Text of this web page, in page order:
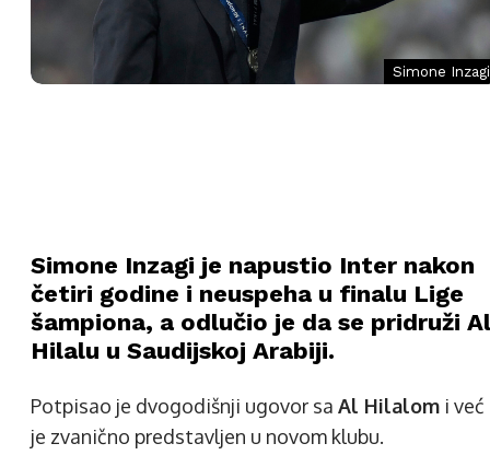
Simone Inzagi
Simone Inzagi je napustio Inter nakon
četiri godine i neuspeha u finalu Lige
šampiona, a odlučio je da se pridruži Al
Hilalu u Saudijskoj Arabiji.
Potpisao je dvogodišnji ugovor sa Al Hilalom i već
je zvanično predstavljen u novom klubu.